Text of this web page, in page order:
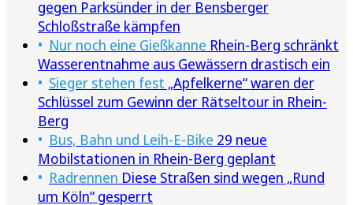
gegen Parksünder in der Bensberger
Schloßstraße kämpfen
Nur noch eine Gießkanne Rhein-Berg schränkt
Wasserentnahme aus Gewässern drastisch ein
Sieger stehen fest „Apfelkerne“ waren der
Schlüssel zum Gewinn der Rätseltour in Rhein-
Berg
Bus, Bahn und Leih-E-Bike 29 neue
Mobilstationen in Rhein-Berg geplant
Radrennen Diese Straßen sind wegen „Rund
um Köln“ gesperrt